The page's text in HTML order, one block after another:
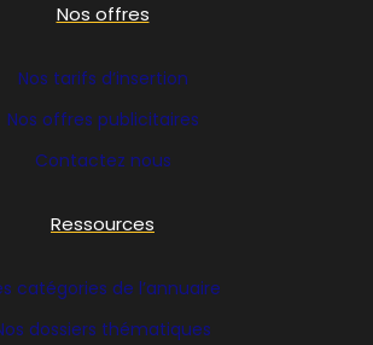
Nos offres
Nos tarifs d’insertion
Nos offres publicitaires
Contactez nous
Ressources
catégories de l’annuaire
dossiers thématiques